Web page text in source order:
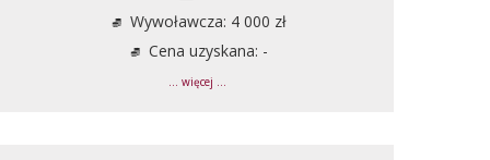
Wywoławcza: 4 000 zł
Cena uzyskana: -
... więcej ...